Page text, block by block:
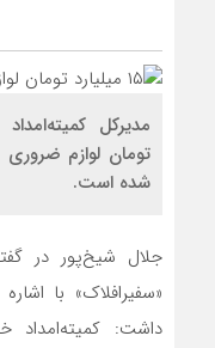
تومان لوازم
شده است.
جلال شیخ‌پور در
«سفیرافلاک» با
داشت: کمیته‌امداد